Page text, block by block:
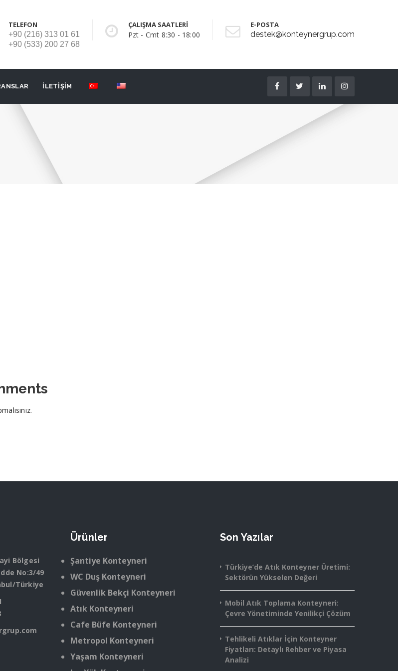
TELEFON
+90 (216) 313 01 61
+90 (533) 200 27 68
ÇALIŞMA SAATLERİ
Pzt - Cmt 8:30 - 18:00
E-POSTA
destek@konteynergrup.com
İLETİŞİM
.
Bölgesi
No:3/49
Türkiye
Ürünler
Şantiye Konteyneri
WC Duş Konteyneri
Güvenlik Bekçi Konteyneri
Atık Konteyneri
Cafe Büfe Konteyneri
Metropol Konteyneri
Yaşam Konteyneri
Son Yazılar
Türkiye’de Atık Konteyner Üretimi:
Sektörün Yükselen Değeri
Mobil Atık Toplama Konteyneri:
Çevre Yönetiminde Yenilikçi Çözüm
Tehlikeli Atıklar İçin Konteyner
Fiyatları: Detaylı Rehber ve Piyasa
Analizi